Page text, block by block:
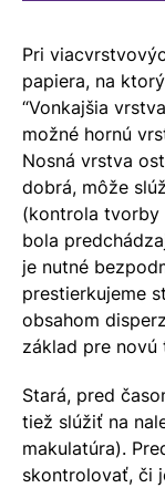
Pri
papiera, na
“Vonkajšia
možné hornú
Nosná vrstva
dobrá, môže
(kontrola tvorby
bola
je nutné
prestierkujeme
obsahom
základ pre novú
Stará, pred
tiež slúžiť na
makulatúra).
skontrolovať, či